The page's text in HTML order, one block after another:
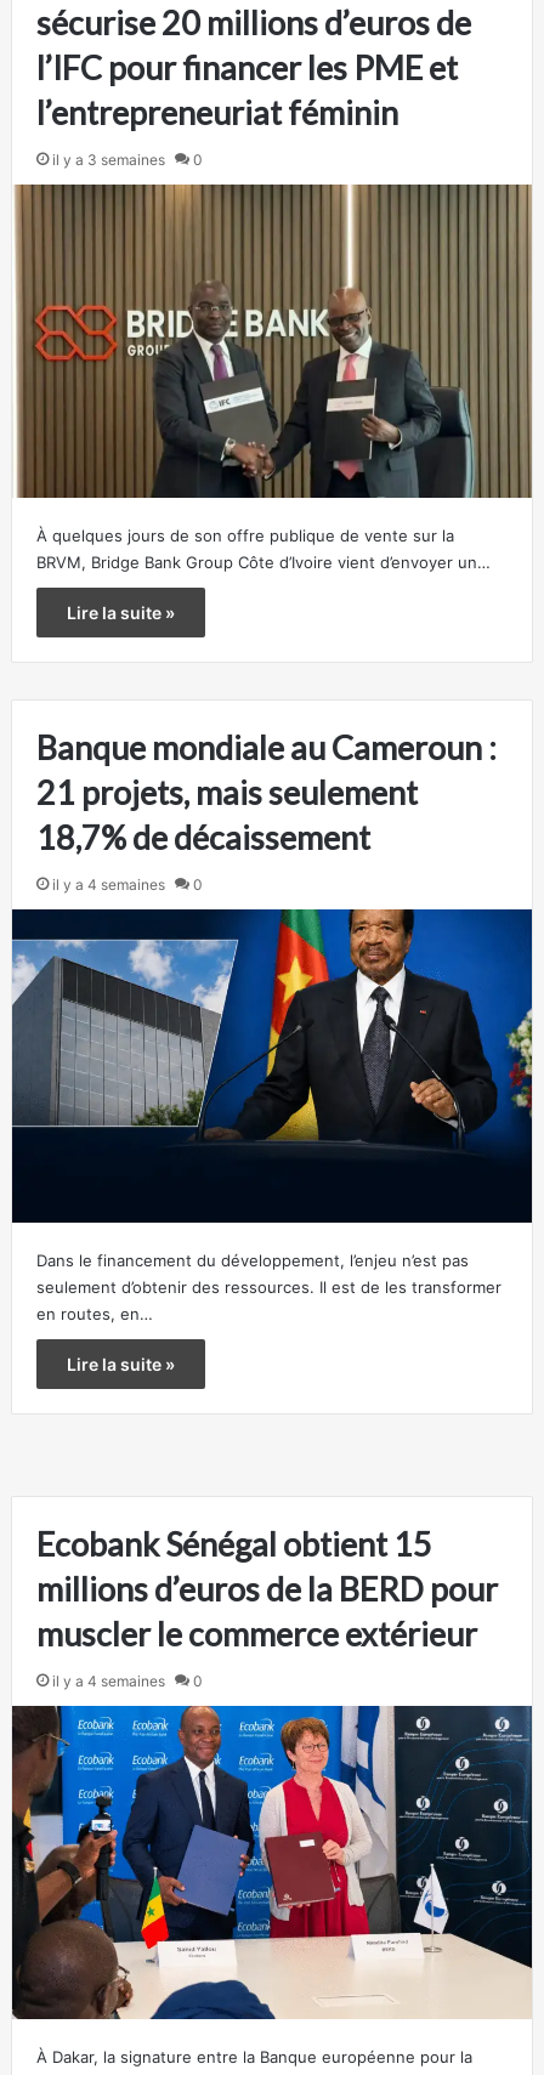
sécurise 20 millions d’euros de
l’IFC pour financer les PME et
l’entrepreneuriat féminin
il y a 3 semaines 0
À quelques jours de son offre publique de vente sur la
BRVM, Bridge Bank Group Côte d’Ivoire vient d’envoyer un…
Lire la suite »
Banque mondiale au Cameroun :
21 projets, mais seulement
18,7% de décaissement
il y a 4 semaines 0
Dans le financement du développement, l’enjeu n’est pas
seulement d’obtenir des ressources. Il est de les transformer
en routes, en…
Lire la suite »
Ecobank Sénégal obtient 15
millions d’euros de la BERD pour
muscler le commerce extérieur
il y a 4 semaines 0
À Dakar, la signature entre la Banque européenne pour la